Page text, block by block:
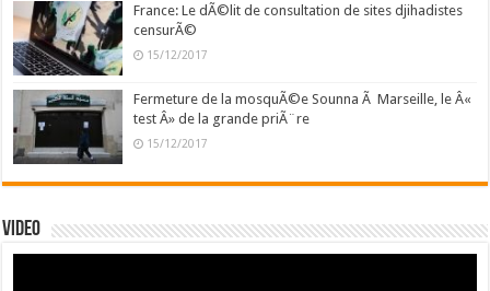
France: Le dÃ©lit de consultation de sites djihadistes
censurÃ©
15/12/2017
Fermeture de la mosquÃ©e Sounna Ã Marseille, le Â«
test Â» de la grande priÃ¨re
15/12/2017
Video